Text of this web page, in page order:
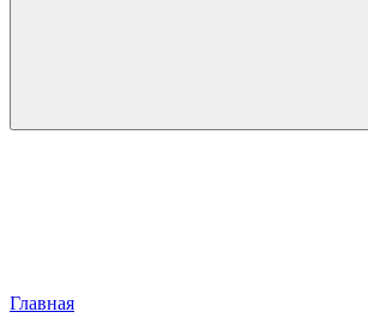
Главная